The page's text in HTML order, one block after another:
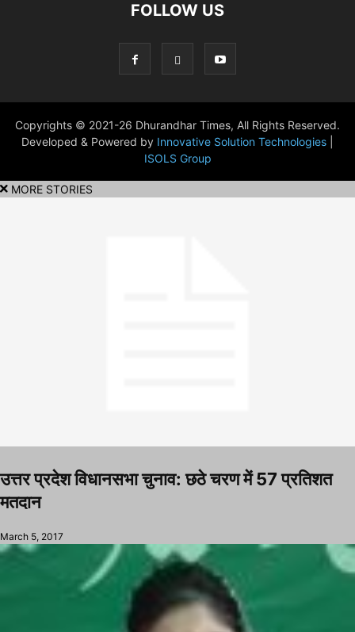
FOLLOW US
Copyrights © 2021-26 Dhurandhar Times, All Rights Reserved.
Developed & Powered by Innovative Solution Technologies
ISOLS Group
MORE STORIES
उत्तर प्रदेश विधानसभा चुनाव: छठे चरण में 57 प्रतिशत
मतदान
March 5, 2017